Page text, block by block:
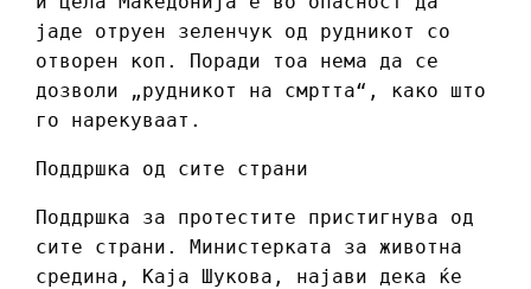
јаде отруен зеленчук од рудникот со
отворен коп. Поради тоа нема да се
дозволи „рудникот на смртта“, како што
го нарекуваат.
Поддршка од сите страни
Поддршка за протестите пристигнува од
сите страни. Министерката за животна
средина, Каја Шукова, најави дека ќе